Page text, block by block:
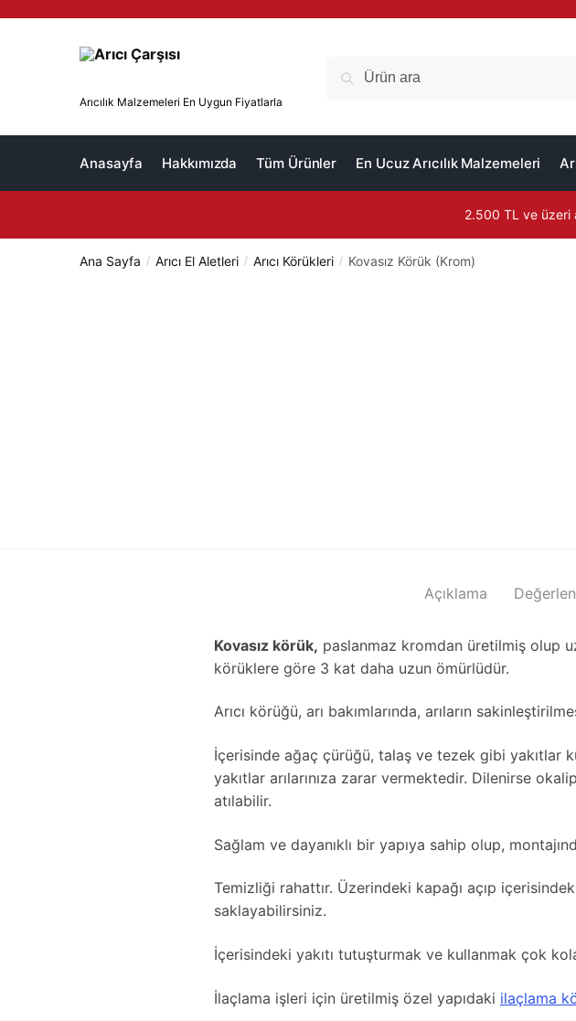
Arıcılık Malzemeleri En Uygun Fiyatlarla
Ara
Anasayfa Hakkımızda Tüm Ürünler En Ucuz Arıcılık Malzemeleri
2.500 TL ve üzeri
Ana Sayfa / Arıcı El Aletleri / Arıcı Körükleri / Kovasız Körük (Krom)
Açıklama
Kovasız körük, paslanmaz kromdan üretilmiş olup
körüklere göre 3 kat daha uzun ömürlüdür.
Arıcı körüğü, arı bakımlarında, arıların
İçerisinde ağaç çürüğü, talaş ve tezek gibi yakıtlar
yakıtlar arılarınıza zarar vermektedir. Dilenirse
atılabilir.
Sağlam ve dayanıklı bir yapıya sahip olup,
Temizliği rahattır. Üzerindeki kapağı açıp
saklayabilirsiniz.
İçerisindeki yakıtı tutuşturmak ve kullanmak çok
İlaçlama işleri için üretilmiş özel yapıdaki ilaçlama